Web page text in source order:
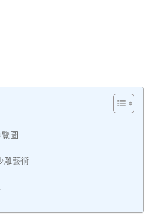
圖
雕藝術